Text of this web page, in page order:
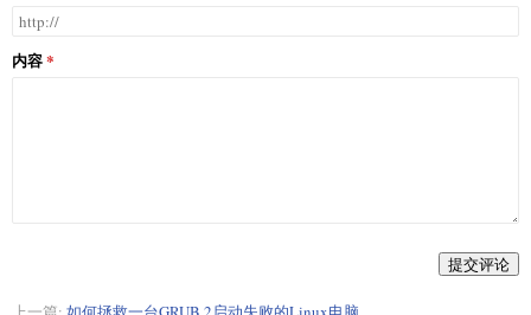
内容
提交评论